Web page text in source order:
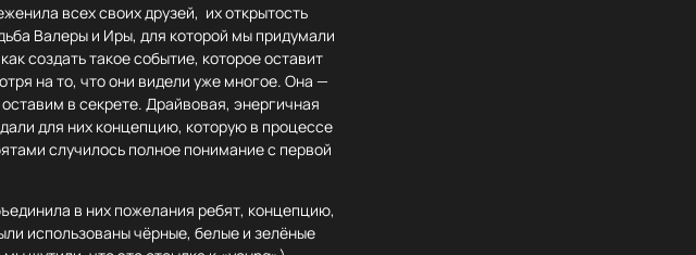
всех своих друзей, их открытость
Валеры и Иры, для которой мы придумали
создать такое событие, которое оставит
на то, что они видели уже многое. Она —
в секрете. Драйвовая, энергичная
для них концепцию, которую в процессе
случилось полное понимание с первой
в них пожелания ребят, концепцию,
использованы чёрные, белые и зелёные